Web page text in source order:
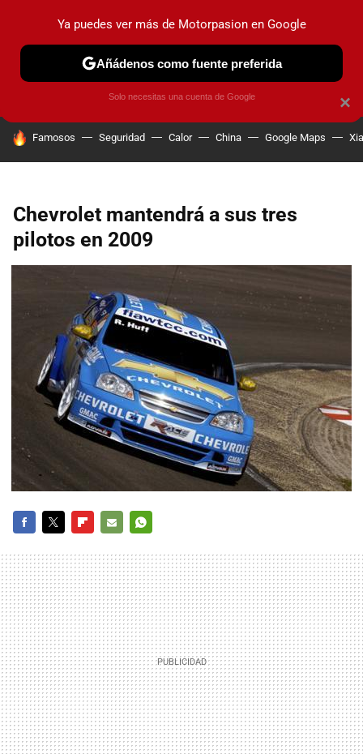
PRUEBAS COCHES ELÉCTRICOS OBSERVATORIO
HOY SE HABLA DE
Famosos Seguridad Calor China Google Maps
Chevrolet mantendrá a sus tres
pilotos en 2009
MAIL
×
Ya puedes ver más de Motorpasion en Google
Añádenos como fuente preferida
Solo necesitas una cuenta de Google